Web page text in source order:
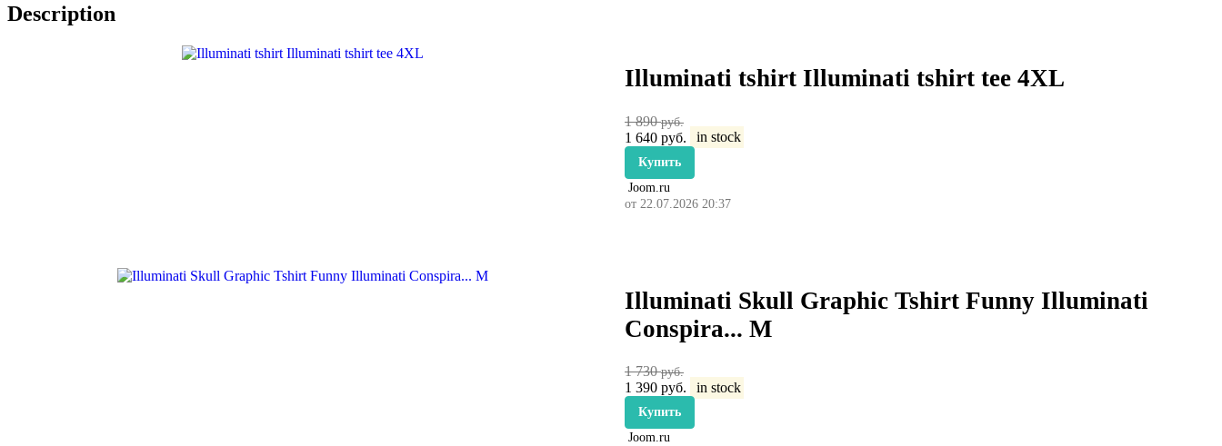
Description
Illuminati tshirt Illuminati tshirt tee 4XL
1 890руб.
1 640 руб. in stock
Купить
Joom.ru
от 22.07.2026 20:37
Illuminati Skull Graphic Tshirt Funny Illuminati
Conspira... M
1 730руб.
1 390 руб. in stock
Купить
Joom.ru